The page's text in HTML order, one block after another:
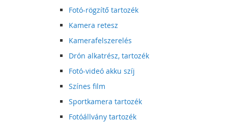
Fotó-rögzítő tartozék
Kamera retesz
Kamerafelszerelés
Drón alkatrész, tartozék
Fotó-videó akku szíj
Színes film
Sportkamera tartozék
Fotóállvány tartozék